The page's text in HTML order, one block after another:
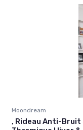
Moondream
, Rideau Anti-Bruit